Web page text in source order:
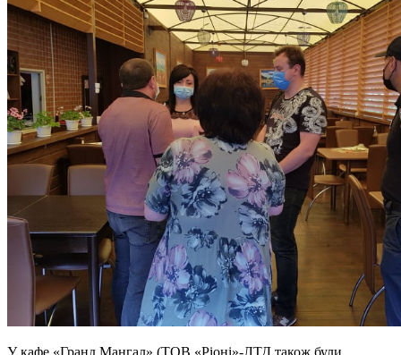
У кафе «Гранд Мангал» (ТОВ «Ріоні»-ЛТД також були